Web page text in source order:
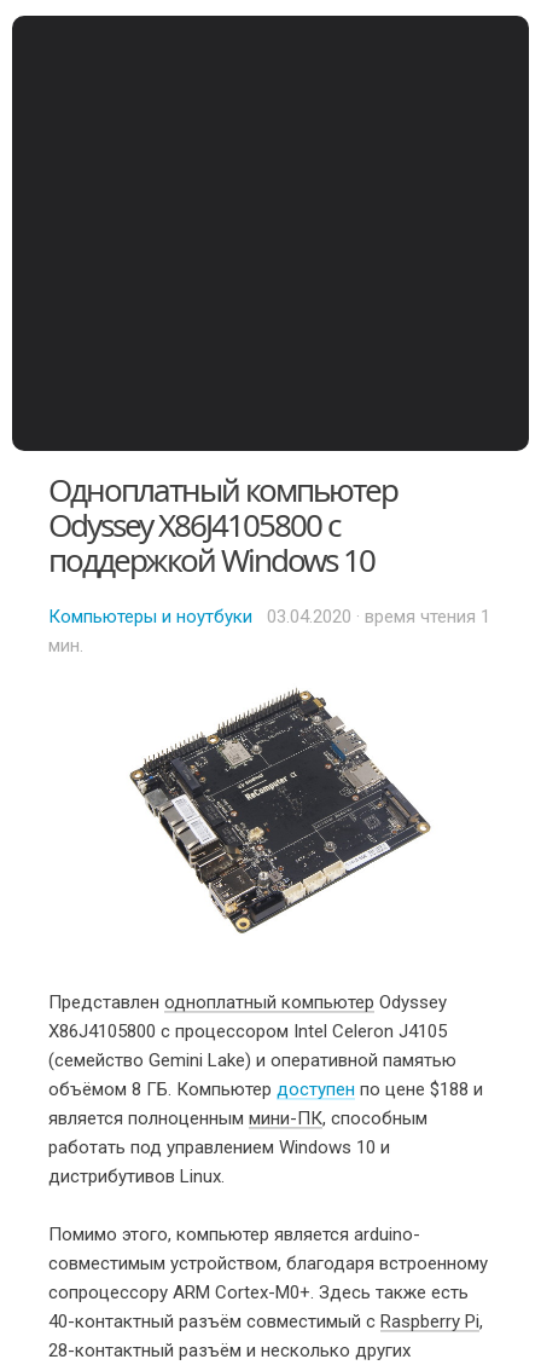
Одноплатный компьютер
Odyssey X86J4105800 с
поддержкой Windows 10
Компьютеры и ноутбуки
Posted
03.04.2020 · время чтения 1
мин.
Представлен одноплатный компьютер Odyssey
X86J4105800 с процессором Intel Celeron J4105
(семейство Gemini Lake) и оперативной памятью
объёмом 8 ГБ. Компьютер доступен по цене $188 и
является полноценным мини-ПК, способным
работать под управлением Windows 10 и
дистрибутивов Linux.
Помимо этого, компьютер является arduino-
совместимым устройством, благодаря встроенному
сопроцессору ARM Cortex-M0+. Здесь также есть
40-контактный разъём совместимый с Raspberry Pi,
28-контактный разъём и несколько других